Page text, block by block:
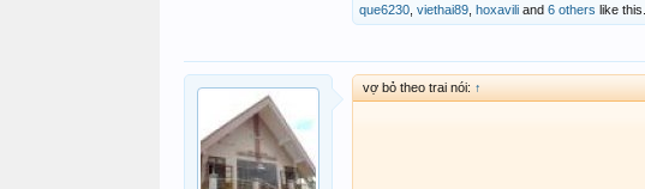
que6230 viethai89 hoxavili and 6 others like this.
vợ bỏ theo trai nói: ↑